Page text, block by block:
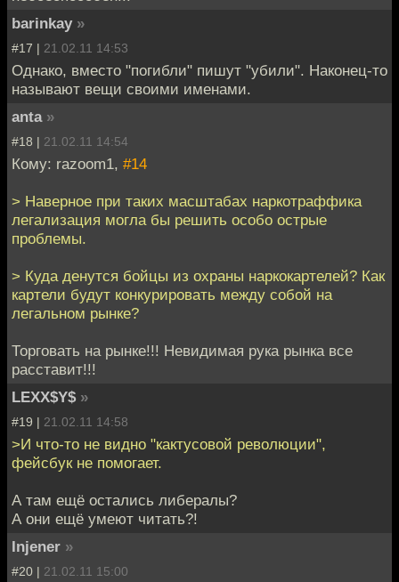
barinkay »
#17 | 21.02.11 14:53
Однако, вместо "погибли" пишут "убили". Наконец-то
называют вещи своими именами.
anta »
#18 | 21.02.11 14:54
Кому: razoom1, #14
> Наверное при таких масштабах наркотраффика
легализация могла бы решить особо острые
проблемы.
> Куда денутся бойцы из охраны наркокартелей? Как
картели будут конкурировать между собой на
легальном рынке?
Торговать на рынке!!! Невидимая рука рынка все
расставит!!!
LEXX$Y$ »
#19 | 21.02.11 14:58
>И что-то не видно "кактусовой революции",
фейсбук не помогает.
А там ещё остались либералы?
А они ещё умеют читать?!
Injener »
#20 | 21.02.11 15:00